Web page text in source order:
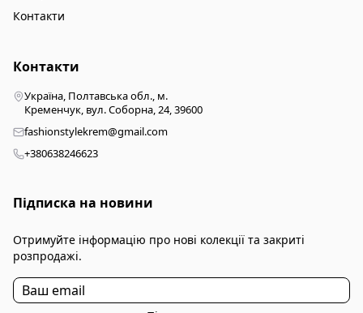
Контакти
Контакти
Україна, Полтавська обл., м.
Кременчук, вул. Соборна, 24, 39600
fashionstylekrem@gmail.com
+380638246623
Підписка на новини
Отримуйте інформацію про нові колекції та закриті
розпродажі.